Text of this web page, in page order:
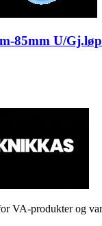
85mm U/Gj.løp
VA-produkter og